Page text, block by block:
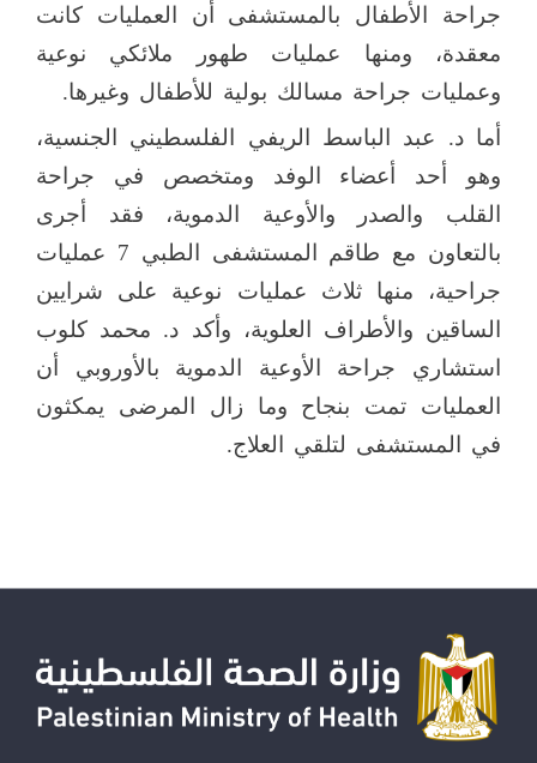
جراحة الأطفال بالمستشفى أن العمليات كانت
معقدة، ومنها عمليات طهور ملائكي نوعية
وعمليات جراحة مسالك بولية للأطفال وغيرها.
أما د. عبد الباسط الريفي الفلسطيني الجنسية،
وهو أحد أعضاء الوفد ومتخصص في جراحة
القلب والصدر والأوعية الدموية، فقد أجرى
بالتعاون مع طاقم المستشفى الطبي 7 عمليات
جراحية، منها ثلاث عمليات نوعية على شرايين
الساقين والأطراف العلوية، وأكد د. محمد كلوب
استشاري جراحة الأوعية الدموية بالأوروبي أن
العمليات تمت بنجاح وما زال المرضى يمكثون
في المستشفى لتلقي العلاج.